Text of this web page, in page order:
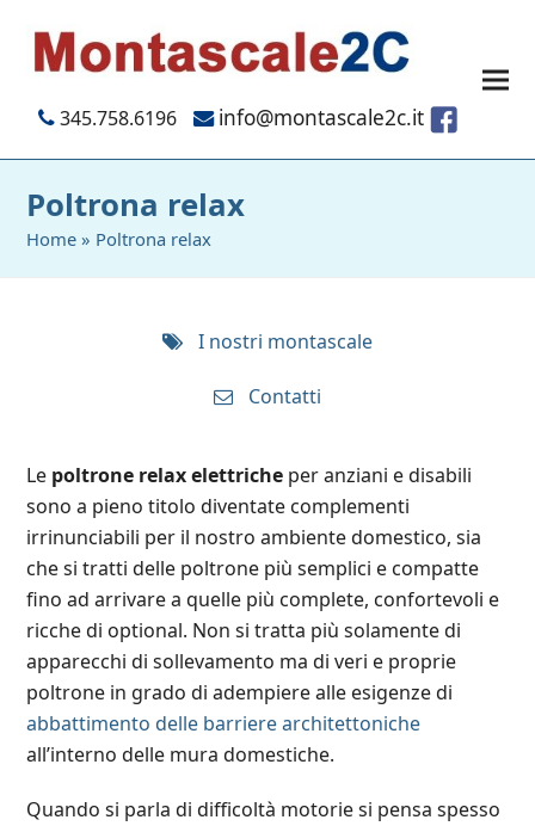
345.758.6196 info@montascale2c.it
Poltrona relax
Home » Poltrona relax
I nostri montascale
Contatti
Le poltrone relax elettriche per anziani e disabili
sono a pieno titolo diventate complementi
irrinunciabili per il nostro ambiente domestico, sia
che si tratti delle poltrone più semplici e compatte
fino ad arrivare a quelle più complete, confortevoli e
ricche di optional. Non si tratta più solamente di
apparecchi di sollevamento ma di veri e proprie
poltrone in grado di adempiere alle esigenze di
abbattimento delle barriere architettoniche
all’interno delle mura domestiche.
Quando si parla di difficoltà motorie si pensa spesso